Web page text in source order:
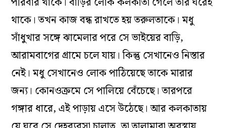
থাকে। তখন কাজ বন্ধ রাখতে হয় তরুলতাকে। মধু
সাঁধুখার সঙ্গে ঝামেলার পরে সে ভাইয়ের বাড়ি,
আরামবাগের গ্রামে চলে যায়। কিন্তু সেখানেও নিস্তার
নেই। মধু সেখানেও লোক পাঠিয়েছে তাকে মারার
জন্য। কোনওক্রমে সে পালিয়ে বেঁচেছে। তারপরে
গঙ্গার ধারে, এই পাড়ায় এসে উঠেছে। আর কলকাতায়